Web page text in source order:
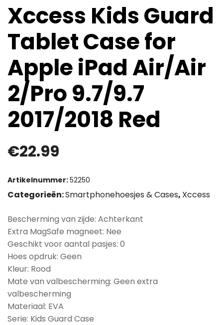
Xccess Kids Guard
Tablet Case for
Apple iPad Air/Air
2/Pro 9.7/9.7
2017/2018 Red
€22.99
Artikelnummer:52250
Categorieën:Smartphonehoesjes & Cases, Xccess
Bescherming van zijde: Achterkant
Extra MagSafe magneet: Nee
Geschikt voor aantal pasjes: 0
Hoes opdruk: Geen
Kleur: Rood
Mate van valbescherming: Geen extra
valbescherming
Materiaal: EVA
Serie: Kids Guard Case